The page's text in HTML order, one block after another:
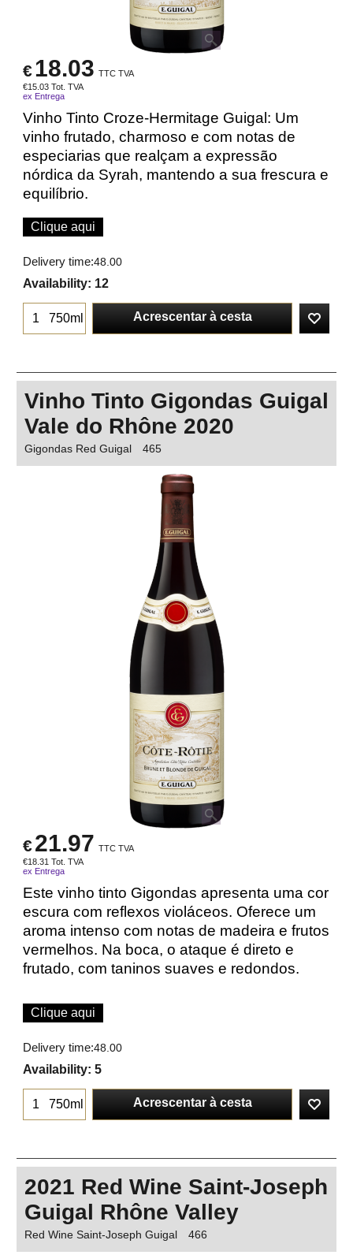
€18.03 TTC TVA
€15.03 Tot. TVA
ex Entrega
Vinho Tinto Croze-Hermitage Guigal: Um
vinho frutado, charmoso e com notas de
especiarias que realçam a expressão
nórdica da Syrah, mantendo a sua frescura e
equilíbrio.
Clique aqui
Delivery time:48.00
Availability: 12
750ml Acrescentar à cesta
Vinho Tinto Gigondas Guigal
Vale do Rhône 2020
Gigondas Red Guigal 465
€21.97 TTC TVA
€18.31 Tot. TVA
ex Entrega
Este vinho tinto Gigondas apresenta uma cor
escura com reflexos violáceos. Oferece um
aroma intenso com notas de madeira e frutos
vermelhos. Na boca, o ataque é direto e
frutado, com taninos suaves e redondos.
Clique aqui
Delivery time:48.00
Availability: 5
750ml Acrescentar à cesta
2021 Red Wine Saint-Joseph
Guigal Rhône Valley
Red Wine Saint-Joseph Guigal 466